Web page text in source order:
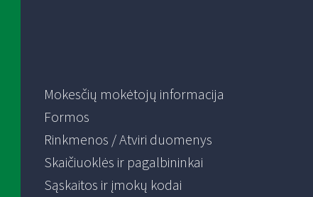
Mokesčių mokėtojų informacija
Formos
Rinkmenos / Atviri duomenys
Skaičiuoklės ir pagalbininkai
Sąskaitos ir įmokų kodai